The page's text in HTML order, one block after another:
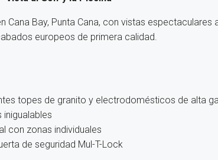
Cana Bay, Punta Cana, con vistas
europeos de primera calidad.
topes de granito y electrodomésticos de alta
con zonas individuales
de seguridad Mul-T-Lock